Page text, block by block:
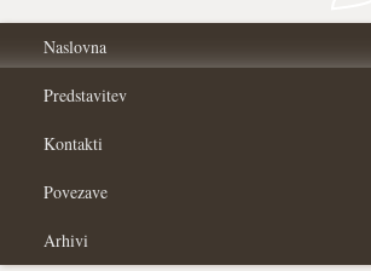
Naslovna
Predstavitev
Kontakti
Povezave
Arhivi